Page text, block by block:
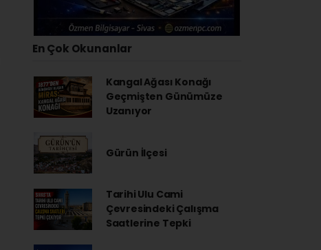
En Çok Okunanlar
Kangal Ağası Konağı
Geçmişten Günümüze
Uzanıyor
Gürün İlçesi
Tarihi Ulu Cami
Çevresindeki Çalışma
Saatlerine Tepki